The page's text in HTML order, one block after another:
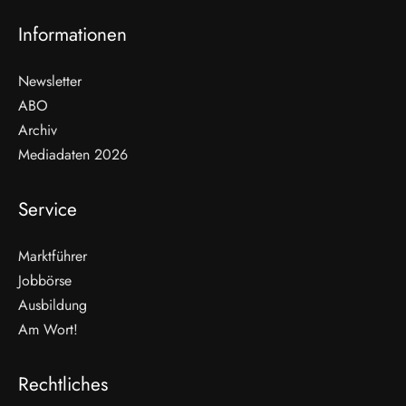
Informationen
Newsletter
ABO
Archiv
Mediadaten 2026
Service
Marktführer
Jobbörse
Ausbildung
Am Wort!
Rechtliches